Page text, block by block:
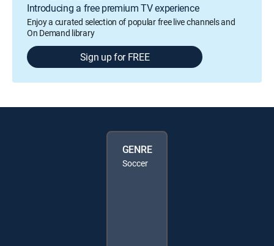
Introducing a free premium TV experience
Enjoy a curated selection of popular free live channels and
On Demand library
Sign up for FREE
GENRE
Soccer